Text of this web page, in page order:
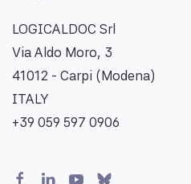
LOGICALDOC Srl
Via Aldo Moro, 3
41012 - Carpi (Modena)
ITALY
+39 059 597 0906